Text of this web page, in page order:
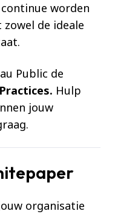
worden
de ideale
Public de
Hulp
jouw
organisatie